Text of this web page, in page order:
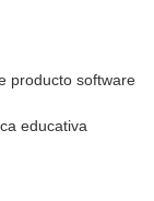
producto software
educativa